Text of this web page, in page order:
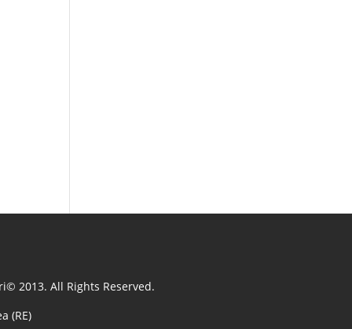
2013. All Rights Reserved.
(RE)